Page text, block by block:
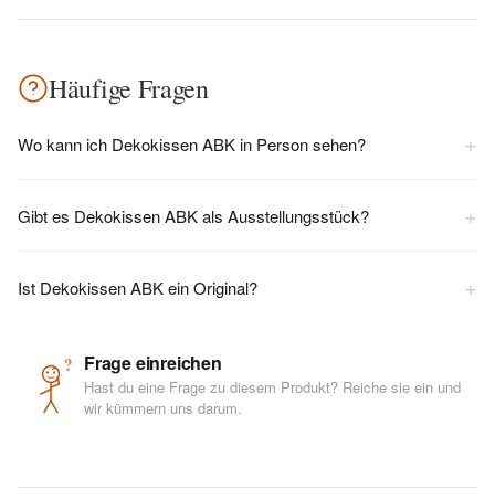
Häufige Fragen
Wo kann ich Dekokissen ABK in Person sehen? +
Gibt es Dekokissen ABK als Ausstellungsstück? +
Ist Dekokissen ABK ein Original? +
? Frage einreichen
Hast du eine Frage zu diesem Produkt? Reiche sie ein und
wir kümmern uns darum.